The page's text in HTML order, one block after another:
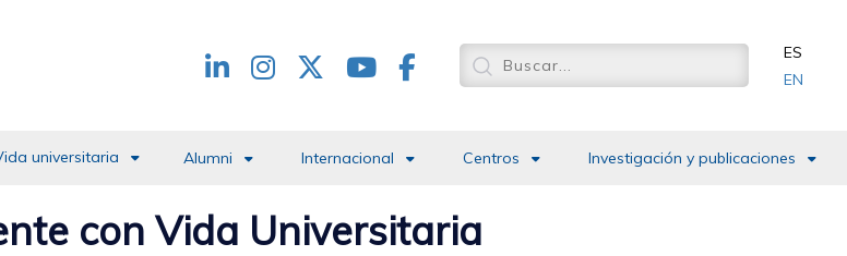
Redes
ES
EN
universitaria Alumni Internacional Centros Investigación y publicaciones
con Vida Universitaria